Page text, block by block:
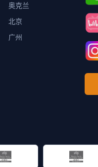
奥克兰
北京
广州